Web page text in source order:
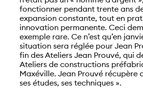
fonctionner pendant trente ans
expansion constante, tout en
innovation permanente. Ceci
exemple rare. Ce n’est qu’en
situation sera réglée pour Jean
fin des Ateliers Jean Prouvé, qui
Ateliers de constructions
Maxéville. Jean Prouvé récupère
ses études, ses techniques ».